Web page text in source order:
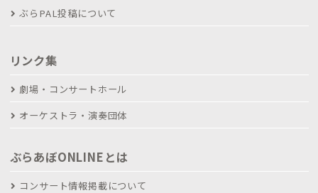
ぶらPAL投稿について
リンク集
劇場・コンサートホール
オーケストラ・演奏団体
ぶらあぼONLINEとは
コンサート情報掲載について